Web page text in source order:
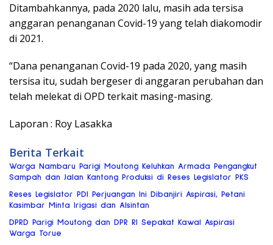
Ditambahkannya, pada 2020 lalu, masih ada tersisa
anggaran penanganan Covid-19 yang telah diakomodir
di 2021.
“Dana penanganan Covid-19 pada 2020, yang masih
tersisa itu, sudah bergeser di anggaran perubahan dan
telah melekat di OPD terkait masing-masing.
Laporan : Roy Lasakka
Berita Terkait
Warga Nambaru Parigi Moutong Keluhkan Armada Pengangkut
Sampah dan Jalan Kantong Produksi di Reses Legislator PKS
Reses Legislator PDI Perjuangan Ini Dibanjiri Aspirasi, Petani
Kasimbar Minta Irigasi dan Alsintan
DPRD Parigi Moutong dan DPR RI Sepakat Kawal Aspirasi
Warga Torue